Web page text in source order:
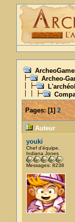
Archeo-
Pages:[1] 2
Auteur
youki
Chef d'équipe.
Indiana Jones
Messages: 8238